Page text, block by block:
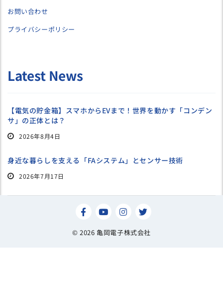
お問い合わせ
プライバシーポリシー
Latest News
【電気の貯金箱】スマホからEVまで！世界を動かす「コンデン
サ」の正体とは？
2026年8月4日
身近な暮らしを支える「FAシステム」とセンサー技術
2026年7月17日
© 2026 亀岡電子株式会社